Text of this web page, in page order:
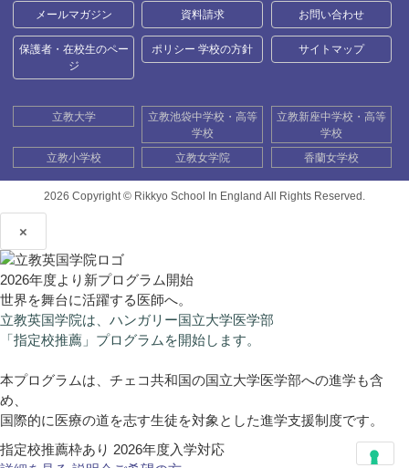
メールマガジン 資料請求 お問い合わせ
保護者・在校生のペー
ジ
ポリシー 学校の方針 サイトマップ
立教大学
立教池袋中学校・高等
学校
立教新座中学校・高等
学校
立教小学校
立教女学院 香蘭女学校
2026 Copyright © Rikkyo School In England All Rights Reserved.
×
2026年度より新プログラム開始
世界を舞台に活躍する医師へ。
立教英国学院は、ハンガリー国立大学医学部
「指定校推薦」プログラムを開始します。
本プログラムは、チェコ共和国の国立大学医学部への進学も含
め、
国際的に医療の道を志す生徒を対象とした進学支援制度です。
指定校推薦枠あり 2026年度入学対応